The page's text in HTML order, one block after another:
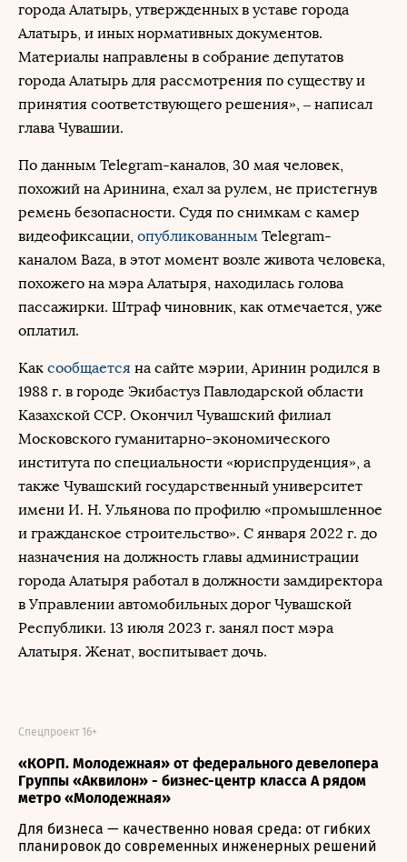
города Алатырь, утвержденных в уставе города
Алатырь, и иных нормативных документов.
Материалы направлены в собрание депутатов
города Алатырь для рассмотрения по существу и
принятия соответствующего решения», – написал
глава Чувашии.
По данным Telegram-каналов, 30 мая человек,
похожий на Аринина, ехал за рулем, не пристегнув
ремень безопасности. Судя по снимкам с камер
видеофиксации, опубликованным Telegram-
каналом Baza, в этот момент возле живота человека,
похожего на мэра Алатыря, находилась голова
пассажирки. Штраф чиновник, как отмечается, уже
оплатил.
Как сообщается на сайте мэрии, Аринин родился в
1988 г. в городе Экибастуз Павлодарской области
Казахской ССР. Окончил Чувашский филиал
Московского гуманитарно-экономического
института по специальности «юриспруденция», а
также Чувашский государственный университет
имени И. Н. Ульянова по профилю «промышленное
и гражданское строительство». С января 2022 г. до
назначения на должность главы администрации
города Алатыря работал в должности замдиректора
в Управлении автомобильных дорог Чувашской
Республики. 13 июля 2023 г. занял пост мэра
Алатыря. Женат, воспитывает дочь.
«КОРП. Молодежная» от федерального девелопера
Группы «Аквилон» - бизнес-центр класса А рядом
метро «Молодежная»
Спецпроект 16+
Для бизнеса — качественно новая среда: от гибких
планировок до современных инженерных решений